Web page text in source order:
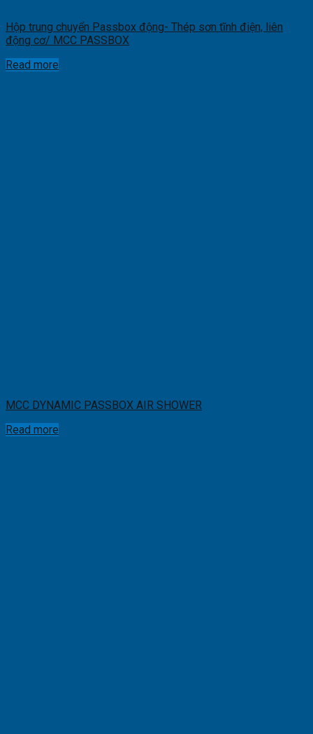
Hộp trung chuyển Passbox động- Thép sơn tĩnh điện, liên
động cơ/ MCC PASSBOX
Read more
MCC DYNAMIC PASSBOX AIR SHOWER
Read more